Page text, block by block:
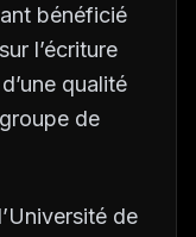
bénéficié
l’écriture
qualité
de
de